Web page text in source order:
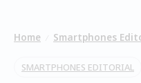
Home Smartphones
SMARTPHONES EDITORIAL